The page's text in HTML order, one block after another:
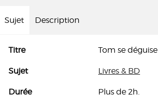
Sujet Description
Titre Tom se déguise
Sujet Livres & BD
Durée Plus de 2h.